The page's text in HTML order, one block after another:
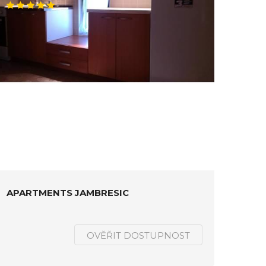
APARTMENTS JAMBRESIC
OVĚŘIT DOSTUPNOST